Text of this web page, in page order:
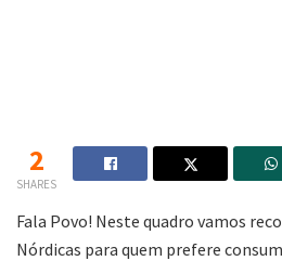
2
SHARES
Fala Povo! Neste quadro vamos
Nórdicas para quem prefere